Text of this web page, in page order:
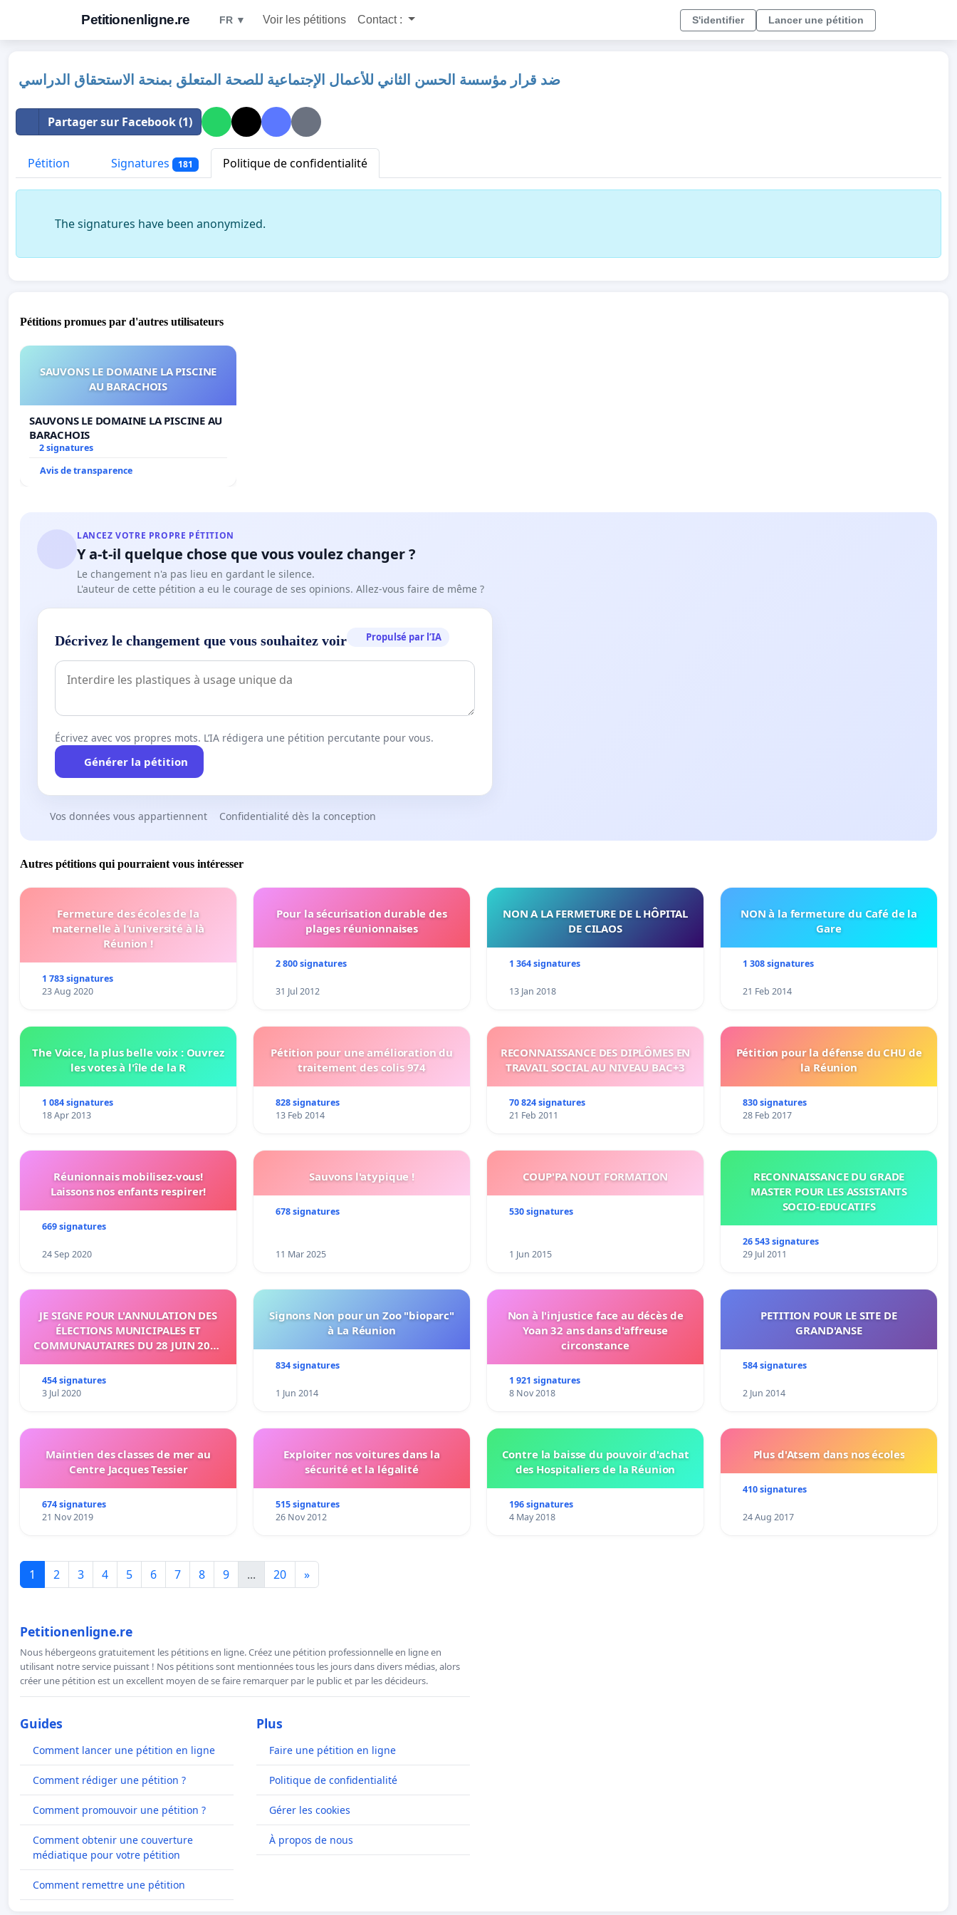
Petitionenligne.re FR ▼ Voir les pétitions Contact : S'identifier Lancer une pétition
ضد قرار مؤسسة الحسن الثاني للأعمال الإجتماعية للصحة المتعلق بمنحة الاستحقاق الدراسي
Partager sur Facebook (1)
Pétition Signatures 181 Politique de confidentialité
The signatures have been anonymized.
Pétitions promues par d'autres utilisateurs
SAUVONS LE DOMAINE LA PISCINE
AU BARACHOIS
SAUVONS LE DOMAINE LA PISCINE AU
BARACHOIS
2 signatures
Avis de transparence
LANCEZ VOTRE PROPRE PÉTITION
Y a-t-il quelque chose que vous voulez changer ?
Le changement n'a pas lieu en gardant le silence.
L'auteur de cette pétition a eu le courage de ses opinions. Allez-vous faire de même ?
Décrivez le changement que vous souhaitez voir Propulsé par l’IA
Écrivez avec vos propres mots. L’IA rédigera une pétition percutante pour vous.
Générer la pétition
Vos données vous appartiennent Confidentialité dès la conception
Autres pétitions qui pourraient vous intéresser
Fermeture des écoles de la
maternelle à l’université à là
Réunion !
1 783 signatures
23 Aug 2020
Pour la sécurisation durable des
plages réunionnaises
2 800 signatures
31 Jul 2012
NON A LA FERMETURE DE L HÔPITAL
DE CILAOS
1 364 signatures
13 Jan 2018
NON à la fermeture du Café de la
Gare
1 308 signatures
21 Feb 2014
The Voice, la plus belle voix : Ouvrez
les votes à l'île de la R
1 084 signatures
18 Apr 2013
Pétition pour une amélioration du
traitement des colis 974
828 signatures
13 Feb 2014
RECONNAISSANCE DES DIPLÔMES EN
TRAVAIL SOCIAL AU NIVEAU BAC+3
70 824 signatures
21 Feb 2011
Pétition pour la défense du CHU de
la Réunion
830 signatures
28 Feb 2017
Réunionnais mobilisez-vous!
Laissons nos enfants respirer!
669 signatures
24 Sep 2020
Sauvons l'atypique !
678 signatures
11 Mar 2025
COUP'PA NOUT FORMATION
530 signatures
1 Jun 2015
RECONNAISSANCE DU GRADE
MASTER POUR LES ASSISTANTS
SOCIO-EDUCATIFS
26 543 signatures
29 Jul 2011
JE SIGNE POUR L'ANNULATION DES
ÉLECTIONS MUNICIPALES ET
COMMUNAUTAIRES DU 28 JUIN 2020
454 signatures
3 Jul 2020
Signons Non pour un Zoo "bioparc"
à La Réunion
834 signatures
1 Jun 2014
Non à l'injustice face au décès de
Yoan 32 ans dans d'affreuse
circonstance
1 921 signatures
8 Nov 2018
PETITION POUR LE SITE DE
GRAND'ANSE
584 signatures
2 Jun 2014
Maintien des classes de mer au
Centre Jacques Tessier
674 signatures
21 Nov 2019
Exploiter nos voitures dans la
sécurité et la légalité
515 signatures
26 Nov 2012
Contre la baisse du pouvoir d'achat
des Hospitaliers de la Réunion
196 signatures
4 May 2018
Plus d'Atsem dans nos écoles
410 signatures
24 Aug 2017
1 2 3 4 5 6 7 8 9 ... 20 »
Petitionenligne.re
Nous hébergeons gratuitement les pétitions en ligne. Créez une pétition professionnelle en ligne en
utilisant notre service puissant ! Nos pétitions sont mentionnées tous les jours dans divers médias, alors
créer une pétition est un excellent moyen de se faire remarquer par le public et par les décideurs.
Guides
Comment lancer une pétition en ligne
Comment rédiger une pétition ?
Comment promouvoir une pétition ?
Comment obtenir une couverture
médiatique pour votre pétition
Comment remettre une pétition
Plus
Faire une pétition en ligne
Politique de confidentialité
Gérer les cookies
À propos de nous